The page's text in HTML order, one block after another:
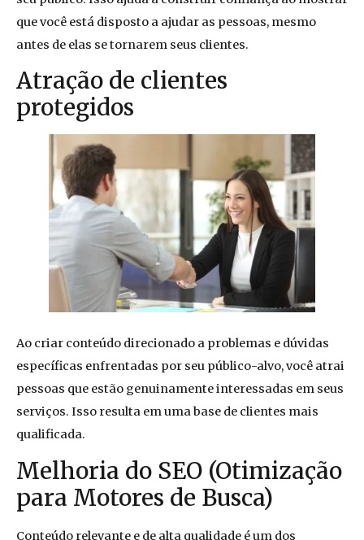
que você está disposto a ajudar as pessoas, mesmo
antes de elas se tornarem seus clientes.
Atração de clientes
protegidos
Ao criar conteúdo direcionado a problemas e dúvidas
específicas enfrentadas por seu público-alvo, você atrai
pessoas que estão genuinamente interessadas em seus
serviços. Isso resulta em uma base de clientes mais
qualificada.
Melhoria do SEO (Otimização
para Motores de Busca)
Conteúdo relevante e de alta qualidade é um dos